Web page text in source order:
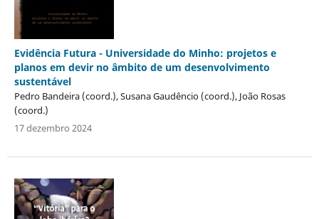
Evidência Futura - Universidade do Minho: projetos e
planos em devir no âmbito de um desenvolvimento
sustentável
Pedro Bandeira (coord.), Susana Gaudêncio (coord.), João Rosas
(coord.)
17 dezembro 2024